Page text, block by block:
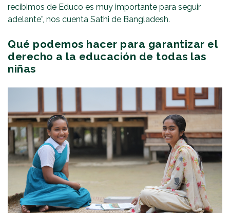
recibimos de Educo es muy importante para seguir
adelante”, nos cuenta Sathi de Bangladesh.
Qué podemos hacer para garantizar el
derecho a la educación de todas las
niñas